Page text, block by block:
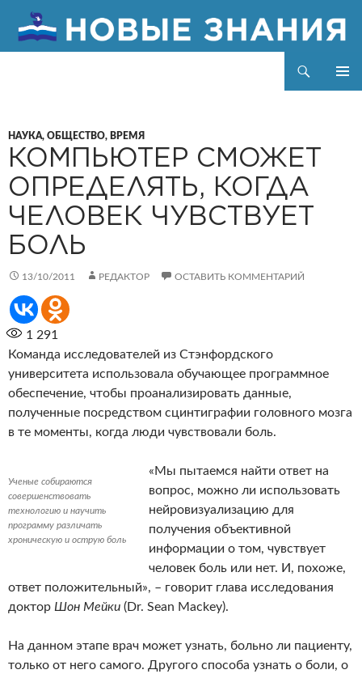
НАУКА, ОБЩЕСТВО, ВРЕМЯ
КОМПЬЮТЕР СМОЖЕТ
ОПРЕДЕЛЯТЬ, КОГДА
ЧЕЛОВЕК ЧУВСТВУЕТ
БОЛЬ
13/10/2011 РЕДАКТОР ОСТАВИТЬ КОММЕНТАРИЙ
1 291
Команда исследователей из Стэнфордского
университета использовала обучающее программное
обеспечение, чтобы проанализировать данные,
полученные посредством сцинтиграфии головного мозга
в те моменты, когда люди чувствовали боль.
Ученые собираются
совершенствовать
технологию и научить
программу различать
хроническую и острую боль
«Мы пытаемся найти ответ на
вопрос, можно ли использовать
нейровизуализацию для
получения объективной
информации о том, чувствует
человек боль или нет. И, похоже,
ответ положительный», – говорит глава исследования
доктор Шон Мейки (Dr. Sean Mackey).
На данном этапе врач может узнать, больно ли пациенту,
только от него самого. Другого способа узнать о боли, о